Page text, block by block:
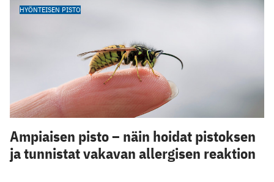
HYÖNTEISEN PISTO
Ampiaisen pisto – näin hoidat pistoksen
ja tunnistat vakavan allergisen reaktion